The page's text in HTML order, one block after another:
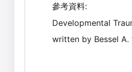
參考資料:
Developmental
written by Bessel A.